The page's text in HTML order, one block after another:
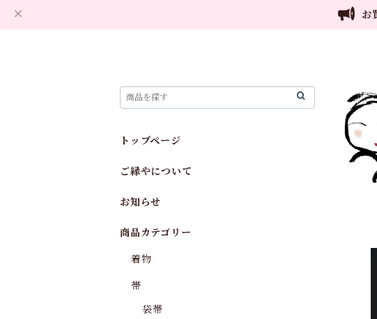
お
トップページ
ご縁やについて
お知らせ
商品カテゴリー
着物
帯
袋帯